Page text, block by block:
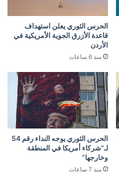
الحرس الثوري يعلن استهداف
قاعدة الأزرق الجوية الأمريكية في
الأردن
منذ 6 ساعات
الحرس الثوري يوجه النداء رقم 54
لـ”شركاء أمريكا في المنطقة
وخارجها”
منذ 7 ساعات